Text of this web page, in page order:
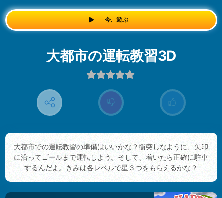
今、遊ぶ
大都市の運転教習3D
大都市での運転教習の準備はいいかな？衝突しなように、矢印
に沿ってゴールまで運転しよう。そして、着いたら正確に駐車
するんだよ。きみは各レベルで星３つをもらえるかな？